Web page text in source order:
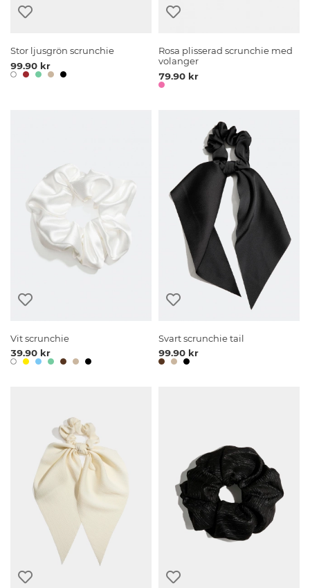
Stor ljusgrön scrunchie
99.90 kr
Rosa plisserad scrunchie med
volanger
79.90 kr
Vit scrunchie
39.90 kr
Svart scrunchie tail
99.90 kr